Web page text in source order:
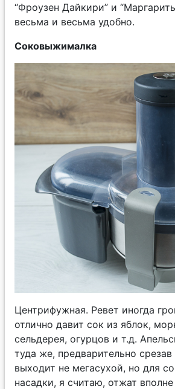
“Фроузен Дайкири” и
весьма и весьма удобно.
Соковыжималка
Центрифужная. Ревет иногда
отлично давит сок из яблок,
сельдерея, огурцов и т.д.
туда же, предварительно
выходит не мегасухой, но для
насадки, я считаю, отжат